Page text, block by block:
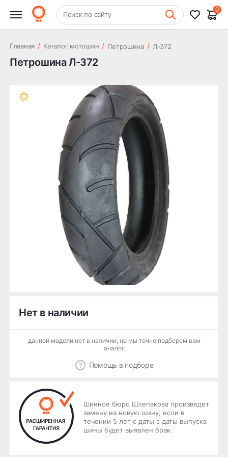
+7 (831) 261-35-35 Шиномонтаж
Поиск по сайту
0
Главная / Каталог мотошин / Петрошина / Л-372
Петрошина Л-372
Нет в наличии
данной модели нет в наличии, но мы точно подберем вам
аналог
Помощь в подборе
Шинное бюро Шлепакова произведет
замену на новую шину, если в
течении 5 лет с даты с даты выпуска
шины будет выявлен брак.